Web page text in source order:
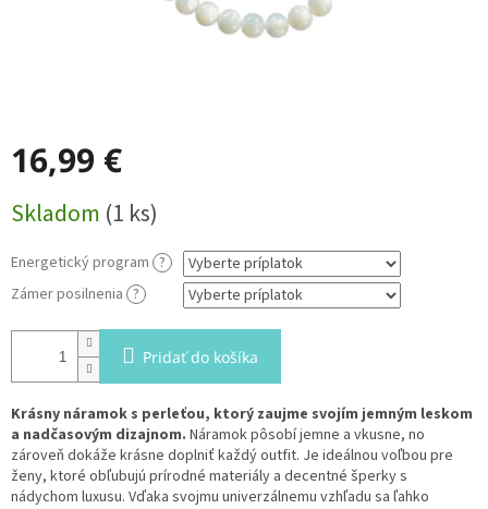
16,99 €
cena:
Skladom (1 ks)
Energetický program ?
Zámer posilnenia ?
Pridať do košíka
Krásny náramok s perleťou, ktorý zaujme svojím jemným leskom
a nadčasovým dizajnom. Náramok pôsobí jemne a vkusne, no
zároveň dokáže krásne doplniť každý outfit. Je ideálnou voľbou pre
ženy, ktoré obľubujú prírodné materiály a decentné šperky s
nádychom luxusu. Vďaka svojmu univerzálnemu vzhľadu sa ľahko